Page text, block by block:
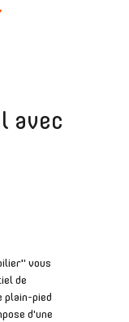
avec
vous
de
plain-pied
d'une